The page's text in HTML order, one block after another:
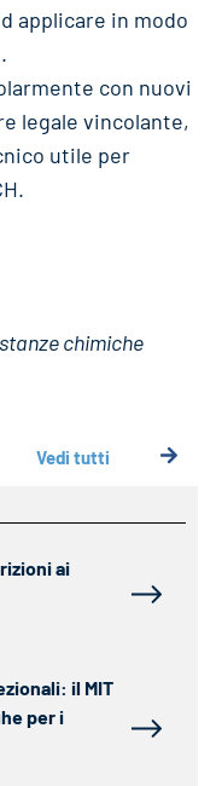
applicare in modo
con nuovi
legale vincolante,
utile per
chimiche
Vedi tutti
ai
il MIT
per i